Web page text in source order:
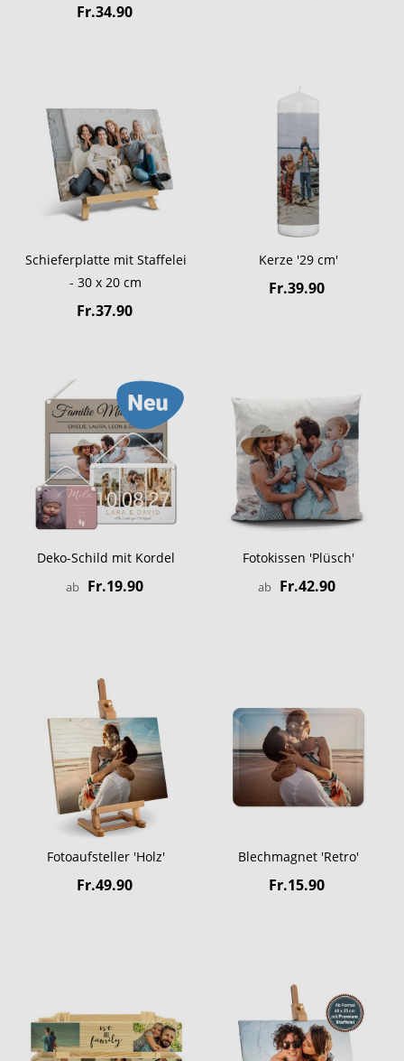
Fr.34.90
Schieferplatte mit Staffelei
- 30 x 20 cm
Fr.37.90
Kerze '29 cm'
Fr.39.90
Deko-Schild mit Kordel
ab Fr.19.90
Fotokissen 'Plüsch'
ab Fr.42.90
Fotoaufsteller 'Holz'
Fr.49.90
Blechmagnet 'Retro'
Fr.15.90